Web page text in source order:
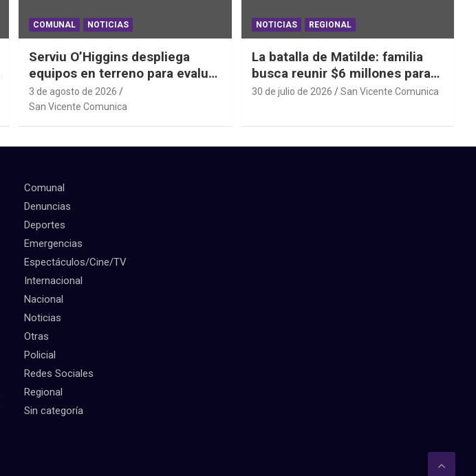
COMUNAL NOTICIAS
Serviu O’Higgins despliega
equipos en terreno para evaluar
daños habitacionales tras el
Sistema Frontal
3 de agosto de 2026
San Vicente Comunica
NOTICIAS REGIONAL
La batalla de Matilde: familia
busca reunir $6 millones para
una cirugía que no puede
30 de julio de 2026 San Vicente Comunica
Comunal
Denuncias
Deportes
Emergencias
Espectáculos/Cine/TV
Internacional
Nacional
Noticias
Otras
Policial
Redes Sociales
Regional
Sin categoría